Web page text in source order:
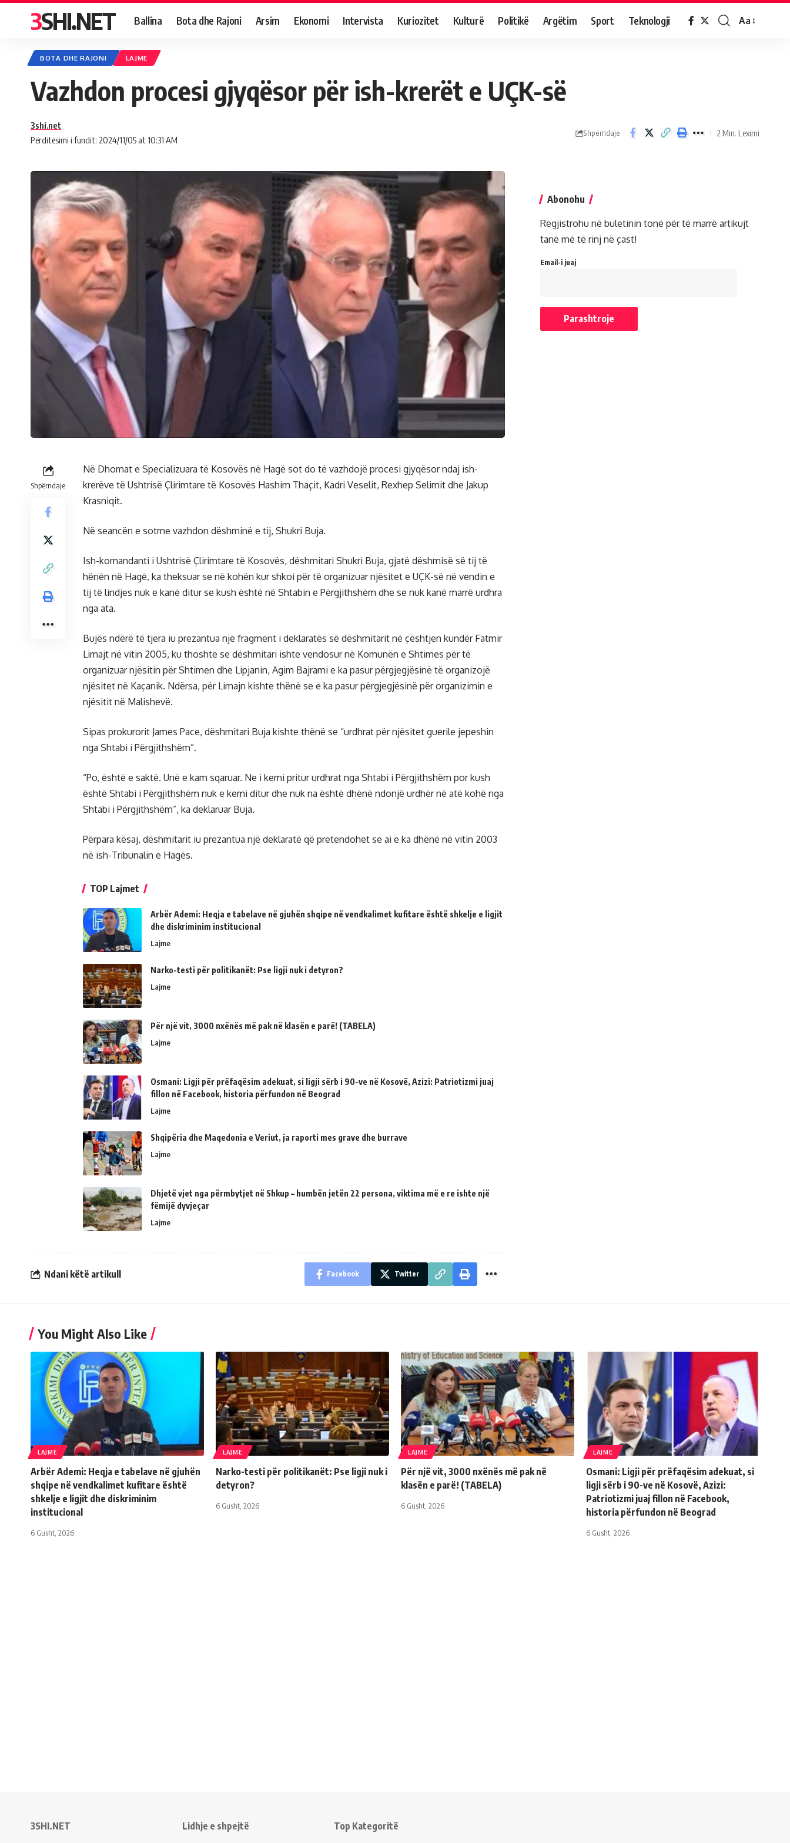
3SHI.NET Ballina Bota dhe Rajoni Arsim Ekonomi Intervista Kuriozitet Kulturë Politikë Argëtim Sport Teknologji Aa
BOTA DHE RAJONI LAJME
Vazhdon procesi gjyqësor për ish-krerët e UÇK-së
Përditësimi i fundit: 2024/11/05 at 10:31 AM
3shi.net
Shpërndaje 2 Min. Leximi
Shpërndaje
Në Dhomat e Specializuara të Kosovës në Hagë sot do të vazhdojë procesi gjyqësor ndaj ish-
krerëve të Ushtrisë Çlirimtare të Kosovës Hashim Thaçit, Kadri Veselit, Rexhep Selimit dhe Jakup
Krasniqit.
Në seancën e sotme vazhdon dëshminë e tij, Shukri Buja.
Ish-komandanti i Ushtrisë Çlirimtare të Kosovës, dëshmitari Shukri Buja, gjatë dëshmisë së tij të
hënën në Hagë, ka theksuar se në kohën kur shkoi për të organizuar njësitet e UÇK-së në vendin e
tij të lindjes nuk e kanë ditur se kush është në Shtabin e Përgjithshëm dhe se nuk kanë marrë urdhra
nga ata.
Bujës ndërë të tjera iu prezantua një fragment i deklaratës së dëshmitarit në çështjen kundër Fatmir
Limajt në vitin 2005, ku thoshte se dëshmitari ishte vendosur në Komunën e Shtimes për të
organizuar njësitin për Shtimen dhe Lipjanin, Agim Bajrami e ka pasur përgjegjësinë të organizojë
njësitet në Kaçanik. Ndërsa, për Limajn kishte thënë se e ka pasur përgjegjësinë për organizimin e
njësitit në Malishevë.
Sipas prokurorit James Pace, dëshmitari Buja kishte thënë se “urdhrat për njësitet guerile jepeshin
nga Shtabi i Përgjithshëm”.
“Po, është e saktë. Unë e kam sqaruar. Ne i kemi pritur urdhrat nga Shtabi i Përgjithshëm por kush
është Shtabi i Përgjithshëm nuk e kemi ditur dhe nuk na është dhënë ndonjë urdhër në atë kohë nga
Shtabi i Përgjithshëm”, ka deklaruar Buja.
Përpara kësaj, dëshmitarit iu prezantua një deklaratë që pretendohet se ai e ka dhënë në vitin 2003
në ish-Tribunalin e Hagës.
TOP Lajmet
Arbër Ademi: Heqja e tabelave në gjuhën shqipe në vendkalimet kufitare është shkelje e ligjit
dhe diskriminim institucional
Lajme
Narko-testi për politikanët: Pse ligji nuk i detyron?
Lajme
Për një vit, 3000 nxënës më pak në klasën e parë! (TABELA)
Lajme
Osmani: Ligji për prëfaqësim adekuat, si ligji sërb i 90-ve në Kosovë, Azizi: Patriotizmi juaj
fillon në Facebook, historia përfundon në Beograd
Lajme
Shqipëria dhe Maqedonia e Veriut, ja raporti mes grave dhe burrave
Lajme
Dhjetë vjet nga përmbytjet në Shkup – humbën jetën 22 persona, viktima më e re ishte një
fëmijë dyvjeçar
Lajme
Ndani këtë artikull Facebook Twitter
Abonohu
Regjistrohu në buletinin tonë për të marrë artikujt
tanë më të rinj në çast!
Email-i juaj
You Might Also Like
LAJME
Arbër Ademi: Heqja e tabelave në gjuhën
shqipe në vendkalimet kufitare është
shkelje e ligjit dhe diskriminim
institucional
6 Gusht, 2026
LAJME
Narko-testi për politikanët: Pse ligji nuk i
detyron?
6 Gusht, 2026
LAJME
Për një vit, 3000 nxënës më pak në
klasën e parë! (TABELA)
6 Gusht, 2026
LAJME
Osmani: Ligji për prëfaqësim adekuat, si
ligji sërb i 90-ve në Kosovë, Azizi:
Patriotizmi juaj fillon në Facebook,
historia përfundon në Beograd
6 Gusht, 2026
3SHI.NET Lidhje e shpejtë Top Kategoritë